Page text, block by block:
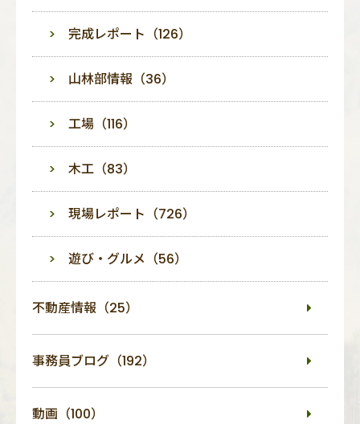
完成レポート（126）
山林部情報（36）
工場（116）
木工（83）
現場レポート（726）
遊び・グルメ（56）
不動産情報（25）
事務員ブログ（192）
動画（100）